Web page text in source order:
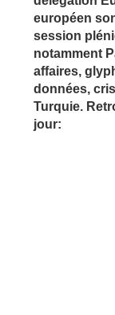
européen
session
notamment
affaires,
données,
Turquie.
jour: